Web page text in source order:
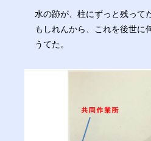
水の跡が、柱にずっと残って
もしれんから、これを後世に
うてた。